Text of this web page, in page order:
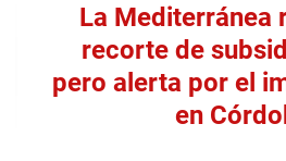
La Mediterránea
recorte de
pero alerta por el
en